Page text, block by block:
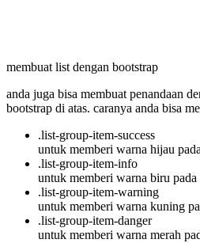
membuat list dengan bootstrap
anda juga bisa membuat penandaan
bootstrap di atas. caranya anda bisa
.list-group-item-success
untuk memberi warna hijau
.list-group-item-info
untuk memberi warna biru pada
.list-group-item-warning
untuk memberi warna kuning
.list-group-item-danger
untuk memberi warna merah